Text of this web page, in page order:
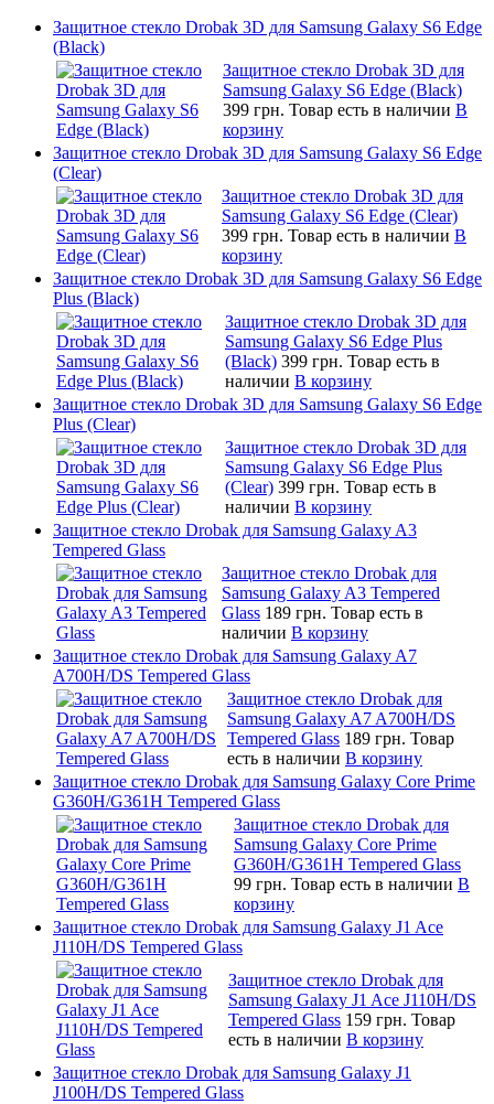
Защитное стекло Drobak 3D для Samsung Galaxy S6 Edge
(Black)
Защитное стекло Drobak 3D для
Samsung Galaxy S6 Edge (Black)
399 грн. Товар есть в наличии В
корзину
Защитное стекло Drobak 3D для Samsung Galaxy S6 Edge
(Clear)
Защитное стекло Drobak 3D для
Samsung Galaxy S6 Edge (Clear)
399 грн. Товар есть в наличии В
корзину
Защитное стекло Drobak 3D для Samsung Galaxy S6 Edge
Plus (Black)
Защитное стекло Drobak 3D для
Samsung Galaxy S6 Edge Plus
(Black) 399 грн. Товар есть в
наличии В корзину
Защитное стекло Drobak 3D для Samsung Galaxy S6 Edge
Plus (Clear)
Защитное стекло Drobak 3D для
Samsung Galaxy S6 Edge Plus
(Clear) 399 грн. Товар есть в
наличии В корзину
Защитное стекло Drobak для Samsung Galaxy A3
Tempered Glass
Защитное стекло Drobak для
Samsung Galaxy A3 Tempered
Glass 189 грн. Товар есть в
наличии В корзину
Защитное стекло Drobak для Samsung Galaxy A7
A700H/DS Tempered Glass
Защитное стекло Drobak для
Samsung Galaxy A7 A700H/DS
Tempered Glass 189 грн. Товар
есть в наличии В корзину
Защитное стекло Drobak для Samsung Galaxy Core Prime
G360H/G361H Tempered Glass
Защитное стекло Drobak для
Samsung Galaxy Core Prime
G360H/G361H Tempered Glass
99 грн. Товар есть в наличии В
корзину
Защитное стекло Drobak для Samsung Galaxy J1 Ace
J110H/DS Tempered Glass
Защитное стекло Drobak для
Samsung Galaxy J1 Ace J110H/DS
Tempered Glass 159 грн. Товар
есть в наличии В корзину
Защитное стекло Drobak для Samsung Galaxy J1
J100H/DS Tempered Glass